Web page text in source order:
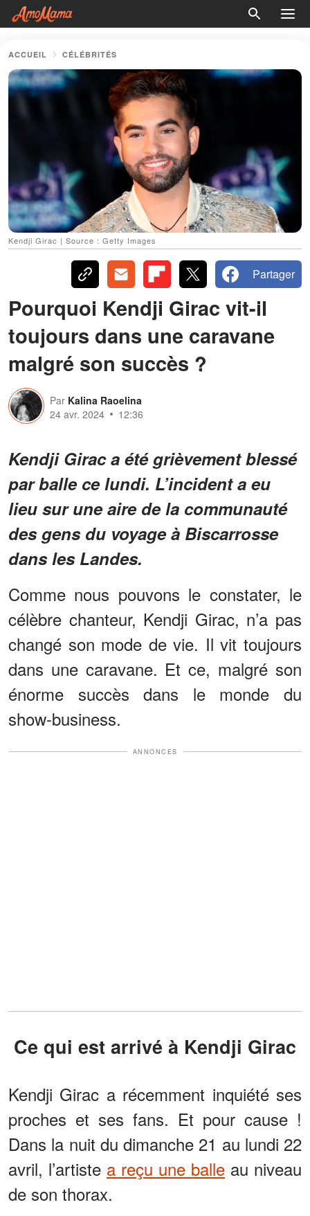
ACCUEIL CÉLÉBRITÉS
Kendji Girac | Source : Getty Images
Partager
Pourquoi Kendji Girac vit-il
toujours dans une caravane
malgré son succès ?
Par Kalina Raoelina
24 avr. 2024
12:36
Kendji Girac a été grièvement blessé
par balle ce lundi. L’incident a eu
lieu sur une aire de la communauté
des gens du voyage à Biscarrosse
dans les Landes.
Comme nous pouvons le constater, le
célèbre chanteur, Kendji Girac, n’a pas
changé son mode de vie. Il vit toujours
dans une caravane. Et ce, malgré son
énorme succès dans le monde du
show-business.
ANNONCES
Ce qui est arrivé à Kendji Girac
Kendji Girac a récemment inquiété ses
proches et ses fans. Et pour cause !
Dans la nuit du dimanche 21 au lundi 22
avril, l’artiste a reçu une balle au niveau
de son thorax.